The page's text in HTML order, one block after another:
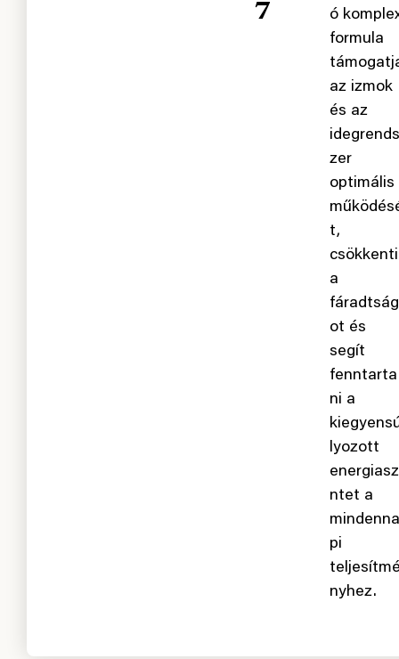
⁷
ó
formula
az izmok
és az
idegrends
zer
optimális
t,
csökkenti
a
fáradtság
ot és
segít
fenntarta
ni a
lyozott
ntet a
mindenna
pi
teljesítmé
nyhez.